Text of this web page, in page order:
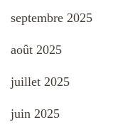
septembre 2025
août 2025
juillet 2025
juin 2025